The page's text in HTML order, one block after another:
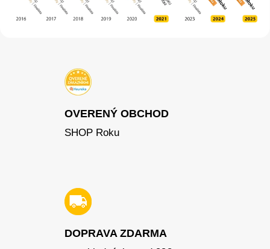
OVERENÝ OBCHOD
SHOP Roku
DOPRAVA ZDARMA